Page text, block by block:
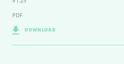
PDF
DOWNLOAD